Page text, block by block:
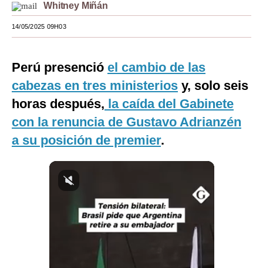
México
España
Internacional
Tecnología
Club del Suscriptor
Mix
Notas Contratadas
Whitney Miñán
14/05/2025 09H03
Perú presenció el cambio de las
cabezas en tres ministerios y, solo seis
horas después, la caída del Gabinete
con la renuncia de Gustavo Adrianzén
a su posición de premier.